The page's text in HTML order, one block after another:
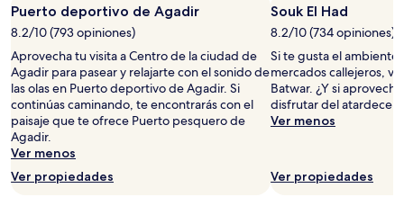
una
estancia
de
1
noche
para
2
adultos.
Los
precios
y
la
Puerto deportivo de Agadir
8.2/10 (793 opiniones)
Aprovecha tu visita a Centro de la ciudad de
Agadir para pasear y relajarte con el sonido de
las olas en Puerto deportivo de Agadir. Si
continúas caminando, te encontrarás con el
paisaje que te ofrece Puerto pesquero de
Agadir.
Ver menos
Ver propiedades
Souk El Had
8.2/10 (734 opiniones)
Si te gusta el ambiente
mercados callejeros,
Batwar. ¿Y si
disfrutar del atardecer
Ver menos
Ver propiedades